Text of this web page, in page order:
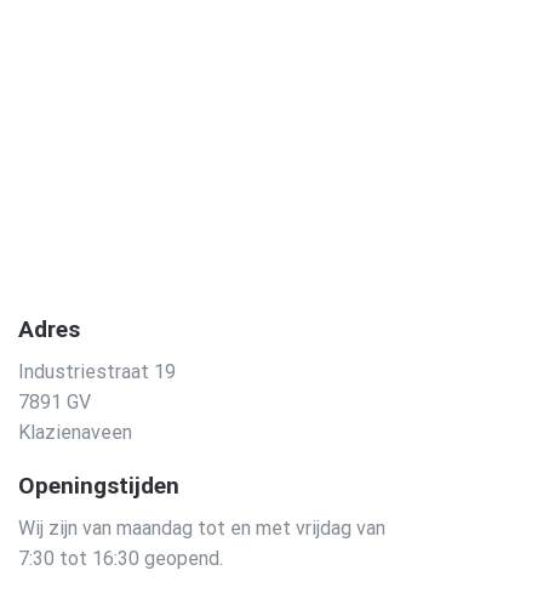
Adres
Industriestraat 19
7891 GV
Klazienaveen
Openingstijden
Wij zijn van maandag tot en met vrijdag van
7:30 tot 16:30 geopend.